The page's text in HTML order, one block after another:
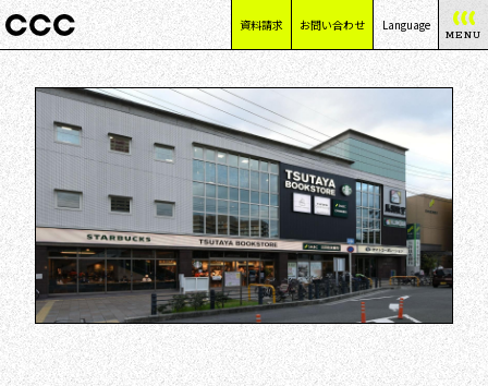
資料請求 お問い合わせ Language
日本語
简体中文
繁體中文
MENU